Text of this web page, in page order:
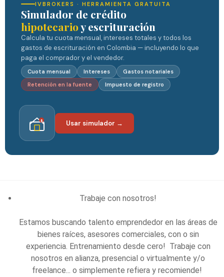
IVBROKERS · HERRAMIENTA GRATUITA
Simulador de crédito
hipotecarioy escrituración
Calcula tu cuota mensual, intereses totales y todos los
gastos de escrituración en Colombia — incluyendo lo que
paga el comprador y el vendedor.
Cuota mensual Intereses
Gastos notariales
Retención en la fuente
Impuesto de registro
$ Usar simulador →
Trabaje con nosotros!
Estamos buscando talento emprendedor en las áreas de
bienes raíces, asesores comerciales, con o sin
experiencia. Entrenamiento desde cero! Trabaje con
nosotros en alianza, presencial o virtualmente y/o
freelance... o simplemente refiera y recomiende!